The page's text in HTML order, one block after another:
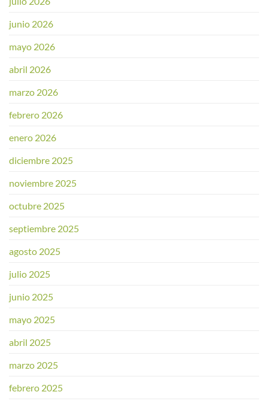
junio 2026
mayo 2026
abril 2026
marzo 2026
febrero 2026
enero 2026
diciembre 2025
noviembre 2025
octubre 2025
septiembre 2025
agosto 2025
julio 2025
junio 2025
mayo 2025
abril 2025
marzo 2025
febrero 2025